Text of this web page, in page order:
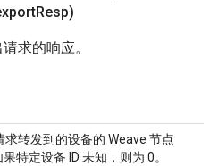
Resp)
求的响应。
求转发到的设备的 Weave 节点
果特定设备 ID 未知，则为 0。